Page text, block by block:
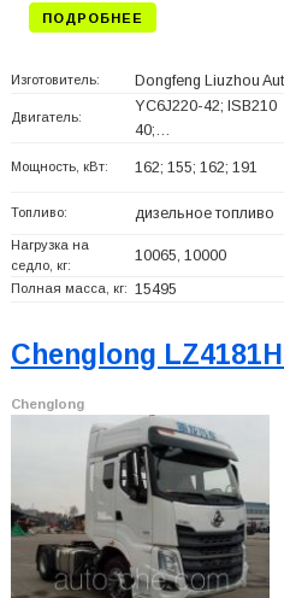
ПОДРОБНЕЕ
Изготовитель: Dongfeng Liuzhou
Двигатель:
YC6J220-42; ISB210
40;…
Мощность, кВт: 162; 155; 162; 191
Топливо: дизельное топливо
Нагрузка на
седло, кг:
10065, 10000
Полная масса, кг: 15495
Chenglong
Chenglong